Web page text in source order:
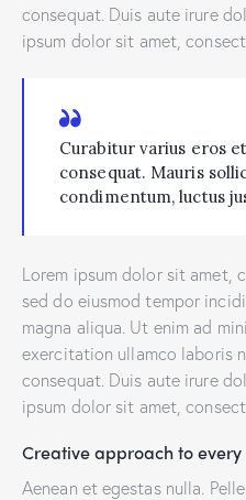
consequat. Duis aute irure
ipsum dolor sit amet,
Curabitur varius eros
consequat. Mauris
condimentum, luctus
Lorem ipsum dolor sit amet,
sed do eiusmod tempor
magna aliqua. Ut enim ad
exercitation ullamco laboris
consequat. Duis aute irure
ipsum dolor sit amet,
Creative approach to
Aenean et egestas nulla.